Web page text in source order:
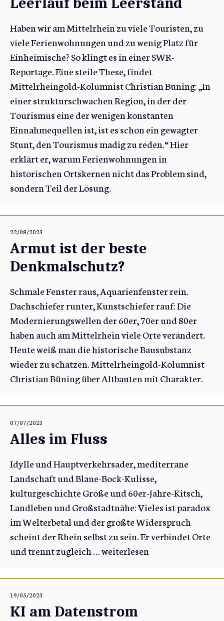
Haben wir am Mittelrhein zu viele Touristen, zu
viele Ferienwohnungen und zu wenig Platz für
Einheimische? So klingt es in einer SWR-
Reportage. Eine steile These, findet
Mittelrheingold-Kolumnist Christian Büning: „In
einer strukturschwachen Region, in der der
Tourismus eine der wenigen konstanten
Einnahmequellen ist, ist es schon ein gewagter
Stunt, den Tourismus madig zu reden.“ Hier
erklärt er, warum Ferienwohnungen in
historischen Ortskernen nicht das Problem sind,
sondern Teil der Lösung.
22/08/2023
Armut ist der beste
Denkmalschutz?
Schmale Fenster raus, Aquarienfenster rein.
Dachschiefer runter, Kunstschiefer rauf: Die
Modernierungswellen der 60er, 70er und 80er
haben auch am Mittelrhein viele Orte verändert.
Heute weiß man die historische Bausubstanz
wieder zu schätzen. Mittelrheingold-Kolumnist
Christian Büning über Altbauten mit Charakter.
07/07/2023
Alles im Fluss
Idylle und Hauptverkehrsader, mediterrane
Landschaft und Blaue-Bock-Kulisse,
kulturgeschichte Größe und 60er-Jahre-Kitsch,
Landleben und Großstadtnähe: Vieles ist paradox
im Welterbetal und der größte Widerspruch
scheint der Rhein selbst zu sein. Er verbindet Orte
und trennt zugleich …weiterlesen
19/05/2023
KI am Datenstrom